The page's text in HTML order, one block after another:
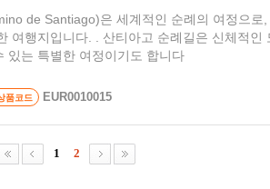
de Santiago)은 세계적인 순례의 여정으로
여행지입니다. . 산티아고 순례길은 신체적인
있는 특별한 여정이기도 합니다
품코드 EUR0010015
1 2